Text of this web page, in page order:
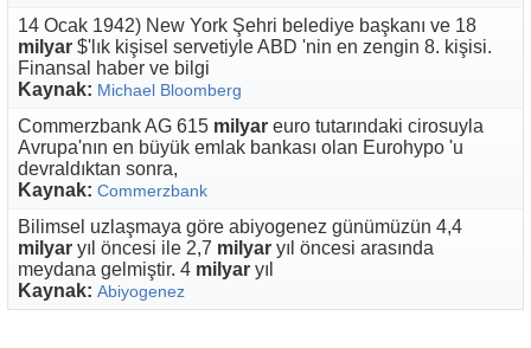
14 Ocak 1942) New York Şehri belediye başkanı ve 18
milyar $'lık kişisel servetiyle ABD 'nin en zengin 8. kişisi.
Finansal haber ve bilgi
Kaynak: Michael Bloomberg
Commerzbank AG 615 milyar euro tutarındaki cirosuyla
Avrupa'nın en büyük emlak bankası olan Eurohypo 'u
devraldıktan sonra,
Kaynak: Commerzbank
Bilimsel uzlaşmaya göre abiyogenez günümüzün 4,4
milyar yıl öncesi ile 2,7 milyar yıl öncesi arasında
meydana gelmiştir. 4 milyar yıl
Kaynak: Abiyogenez